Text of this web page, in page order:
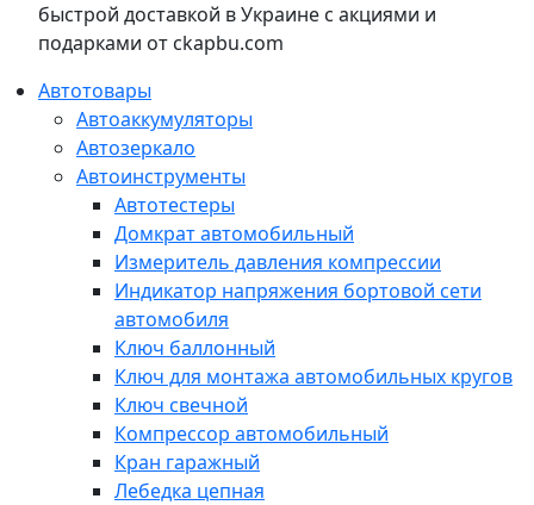
быстрой доставкой в Украине с акциями и
подарками от ckapbu.com
Автотовары
Автоаккумуляторы
Автозеркало
Автоинструменты
Автотестеры
Домкрат автомобильный
Измеритель давления компрессии
Индикатор напряжения бортовой сети
автомобиля
Ключ баллонный
Ключ для монтажа автомобильных кругов
Ключ свечной
Компрессор автомобильный
Кран гаражный
Лебедка цепная